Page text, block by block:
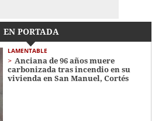
EN PORTADA
LAMENTABLE
Anciana de 96 años muere
carbonizada tras incendio en su
vivienda en San Manuel, Cortés